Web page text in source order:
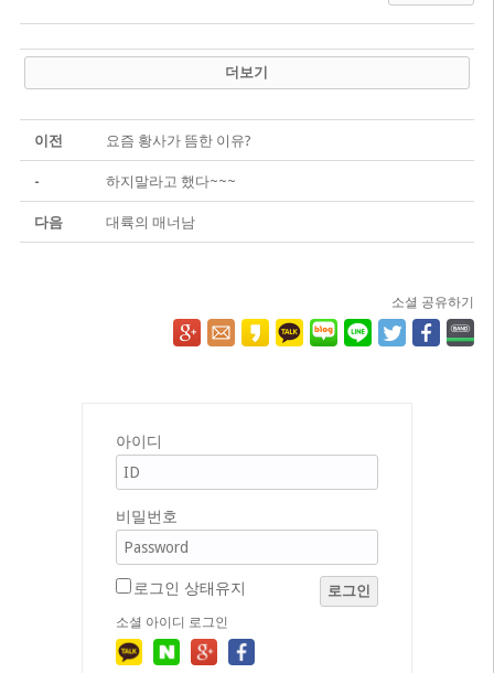
더보기
이전 요즘 황사가 뜸한 이유?
- 하지말라고 했다~~~
다음 대륙의 매너남
소셜 공유하기
아이디
비밀번호
로그인 상태유지 로그인
소셜 아이디 로그인